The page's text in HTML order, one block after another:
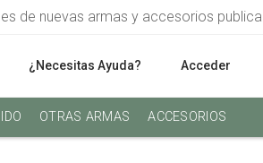
de nuevas armas y accesorios
¿Necesitas Ayuda? Acceder
OTRAS ARMAS ACCESORIOS